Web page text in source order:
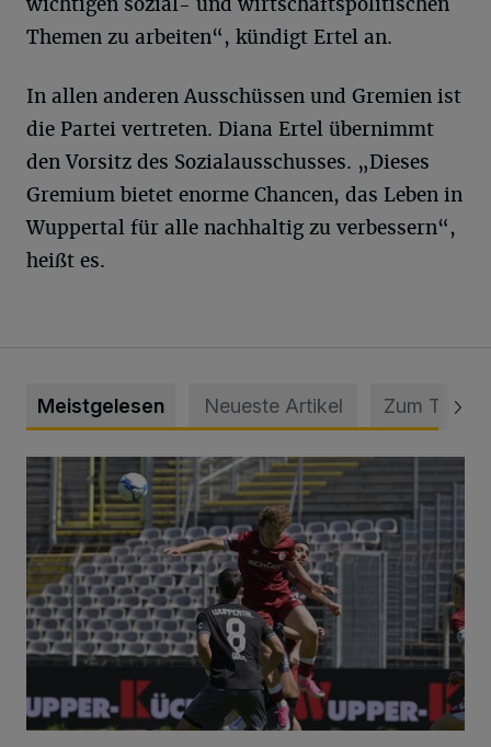
Themen zu arbeiten“, kündigt Ertel an.
In allen anderen Ausschüssen und Gremien ist
die Partei vertreten. Diana Ertel übernimmt
den Vorsitz des Sozialausschusses. „Dieses
Gremium bietet enorme Chancen, das Leben in
Wuppertal für alle nachhaltig zu verbessern“,
heißt es.
Meistgelesen Neueste Artikel Zum Thema
WSV: Übertragung im Barmer Bahnhof und klare Ansage